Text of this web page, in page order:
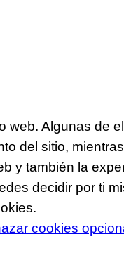
web. Algunas de
del sitio,
y también la
decidir por ti
cookies